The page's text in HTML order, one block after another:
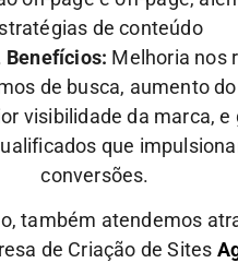
de conteúdo
Benefícios: Melhoria nos
de busca, aumento
visibilidade da marca, e
que
conversões.
também atendemos
de Criação de Sites